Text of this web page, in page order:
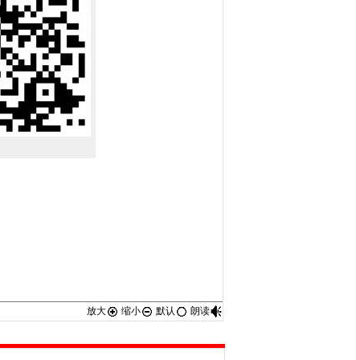
放大 缩小 默认 朗读